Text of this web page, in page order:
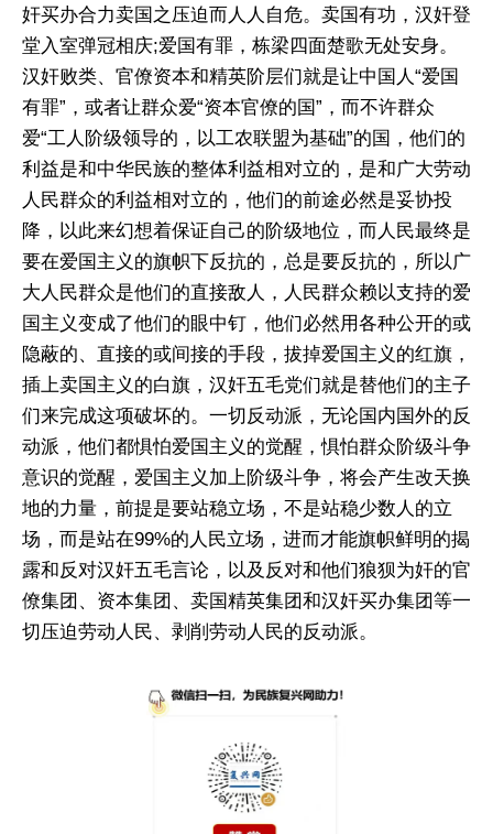
奸买办合力卖国之压迫而人人自危。卖国有功，汉奸登
堂入室弹冠相庆;爱国有罪，栋梁四面楚歌无处安身。
汉奸败类、官僚资本和精英阶层们就是让中国人“爱国
有罪”，或者让群众爱“资本官僚的国”，而不许群众
爱“工人阶级领导的，以工农联盟为基础”的国，他们的
利益是和中华民族的整体利益相对立的，是和广大劳动
人民群众的利益相对立的，他们的前途必然是妥协投
降，以此来幻想着保证自己的阶级地位，而人民最终是
要在爱国主义的旗帜下反抗的，总是要反抗的，所以广
大人民群众是他们的直接敌人，人民群众赖以支持的爱
国主义变成了他们的眼中钉，他们必然用各种公开的或
隐蔽的、直接的或间接的手段，拔掉爱国主义的红旗，
插上卖国主义的白旗，汉奸五毛党们就是替他们的主子
们来完成这项破坏的。一切反动派，无论国内国外的反
动派，他们都惧怕爱国主义的觉醒，惧怕群众阶级斗争
意识的觉醒，爱国主义加上阶级斗争，将会产生改天换
地的力量，前提是要站稳立场，不是站稳少数人的立
场，而是站在99%的人民立场，进而才能旗帜鲜明的揭
露和反对汉奸五毛言论，以及反对和他们狼狈为奸的官
僚集团、资本集团、卖国精英集团和汉奸买办集团等一
切压迫劳动人民、剥削劳动人民的反动派。